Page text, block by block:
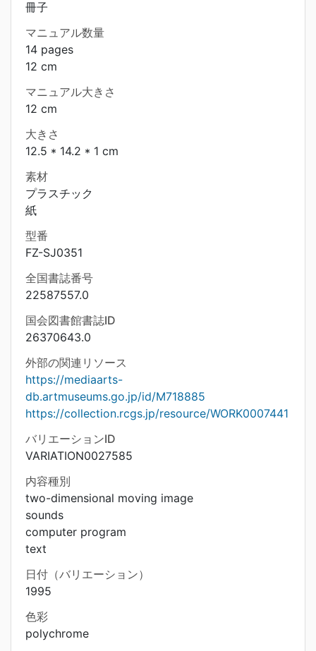
冊子
マニュアル数量
14 pages
12 cm
マニュアル大きさ
12 cm
大きさ
12.5 * 14.2 * 1 cm
素材
プラスチック
紙
型番
FZ-SJ0351
全国書誌番号
22587557.0
国会図書館書誌ID
26370643.0
外部の関連リソース
https://mediaarts-
db.artmuseums.go.jp/id/M718885
https://collection.rcgs.jp/resource/WORK0007441
バリエーションID
VARIATION0027585
内容種別
two-dimensional moving image
sounds
computer program
text
日付（バリエーション）
1995
色彩
polychrome